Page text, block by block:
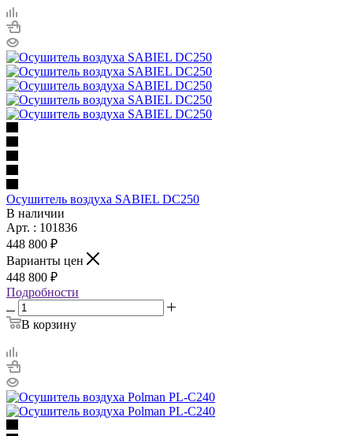
Осушитель воздуха SABIEL DC250
В наличии
Арт. : 101836
448 800 ₽
Варианты цен
448 800 ₽
Подробности
В корзину